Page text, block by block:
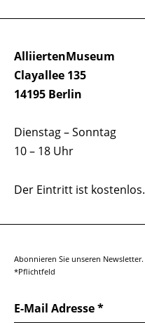
AlliiertenMuseum
Clayallee 135
14195 Berlin
Dienstag – Sonntag
10 – 18 Uhr
Der Eintritt ist kostenlos.
Abonnieren Sie unseren Newsletter.
*Pflichtfeld
E-Mail Adresse